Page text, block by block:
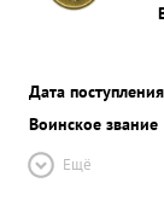
Дата
Воинское звание
Ещё